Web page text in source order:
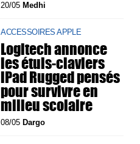
20/05 Medhi
ACCESSOIRES APPLE
Logitech annonce
les étuis-claviers
iPad Rugged pensés
pour survivre en
milieu scolaire
08/05 Dargo